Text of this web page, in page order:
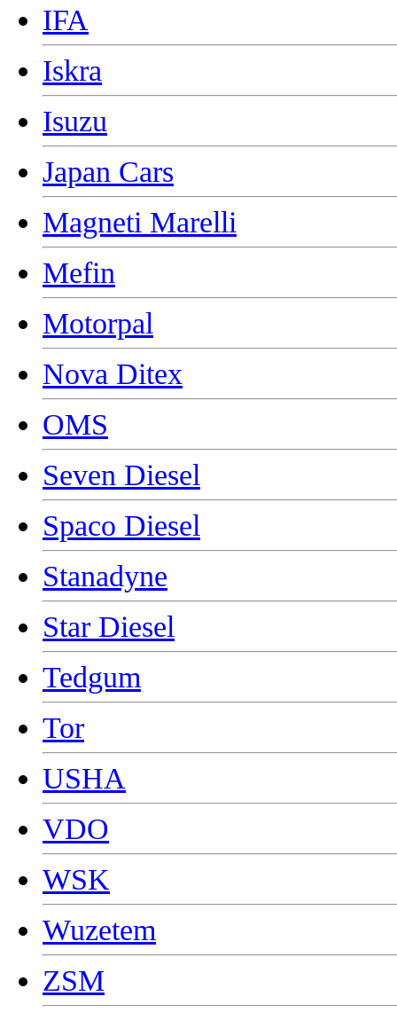
IFA
Iskra
Isuzu
Japan Cars
Magneti Marelli
Mefin
Motorpal
Nova Ditex
OMS
Seven Diesel
Spaco Diesel
Stanadyne
Star Diesel
Tedgum
Tor
USHA
VDO
WSK
Wuzetem
ZSM